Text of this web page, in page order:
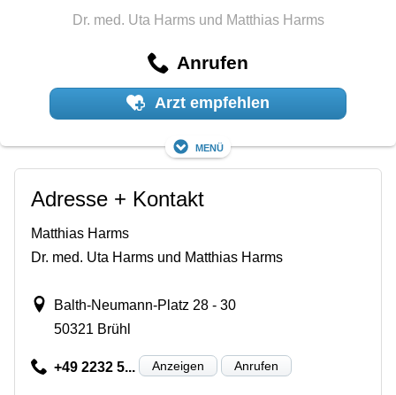
Dr. med. Uta Harms und Matthias Harms
Anrufen
Arzt empfehlen
Menü
Adresse + Kontakt
Matthias Harms
Dr. med. Uta Harms und Matthias Harms
Balth-Neumann-Platz 28 - 30
50321 Brühl
+49 2232 5... Anzeigen Anrufen